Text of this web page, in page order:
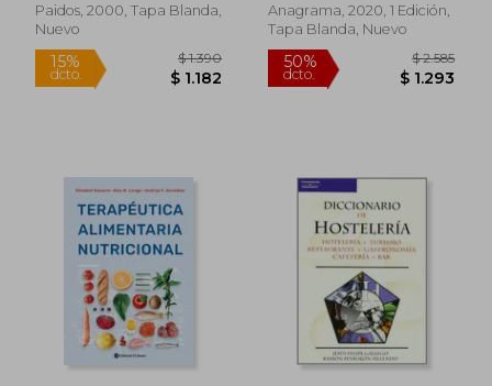
Paidos, 2000, Tapa Blanda,
Nuevo
Anagrama, 2020, 1 Edición,
Tapa Blanda, Nuevo